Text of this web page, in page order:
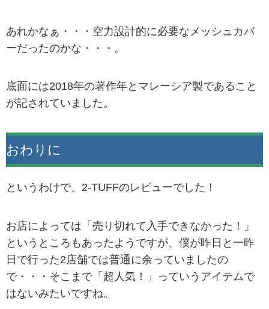
あれかなぁ・・・空力設計的に必要なメッシュカバ
ーだったのかな・・・。
底面には2018年の著作年とマレーシア製であること
が記されていました。
おわりに
というわけで、2-TUFFのレビューでした！
お店によっては「売り切れて入手できなかった！」
というところもあったようですが、僕が昨日と一昨
日で行った2店舗では普通に余っていましたの
で・・・そこまで「超人気！」っていうアイテムで
はないみたいですね。